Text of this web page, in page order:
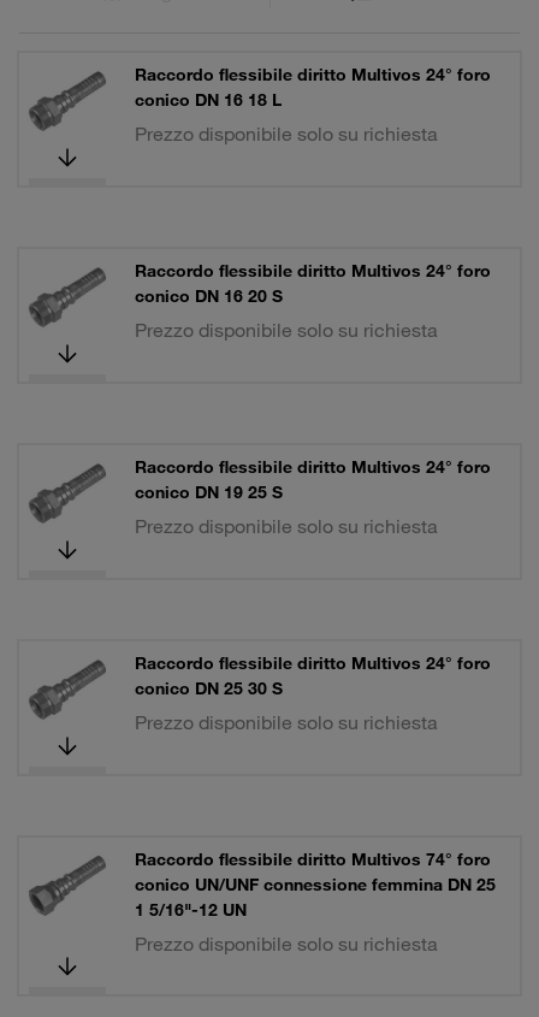
Raccordo flessibile diritto Multivos 24° foro
conico DN 16 18 L
Prezzo disponibile solo su richiesta
Raccordo flessibile diritto Multivos 24° foro
conico DN 16 20 S
Prezzo disponibile solo su richiesta
Raccordo flessibile diritto Multivos 24° foro
conico DN 19 25 S
Prezzo disponibile solo su richiesta
Raccordo flessibile diritto Multivos 24° foro
conico DN 25 30 S
Prezzo disponibile solo su richiesta
Raccordo flessibile diritto Multivos 74° foro
conico UN/UNF connessione femmina DN 25
1 5/16"-12 UN
Prezzo disponibile solo su richiesta